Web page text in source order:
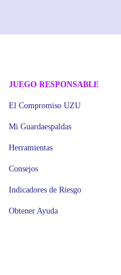
JUEGO RESPONSABLE
El Compromiso UZU
Mi Guardaespaldas
Herramientas
Consejos
Indicadores de Riesgo
Obtener Ayuda